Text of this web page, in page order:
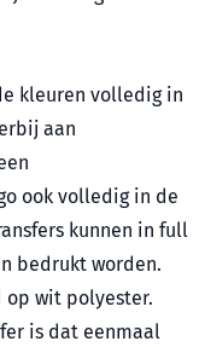
kleuren volledig in
aan
ook volledig in de
kunnen in full
bedrukt worden.
wit polyester.
is dat eenmaal